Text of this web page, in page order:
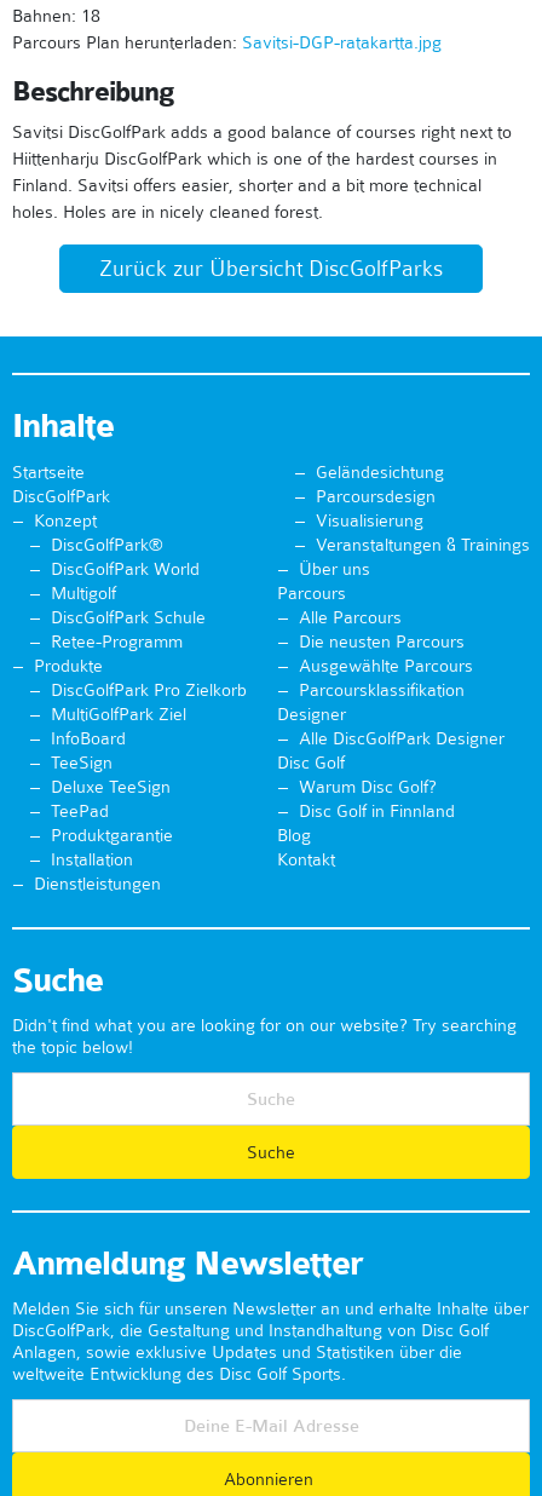
Bahnen: 18
Parcours Plan herunterladen: Savitsi-DGP-ratakartta.jpg
Beschreibung
Savitsi DiscGolfPark adds a good balance of courses right next to
Hiittenharju DiscGolfPark which is one of the hardest courses in
Finland. Savitsi offers easier, shorter and a bit more technical
holes. Holes are in nicely cleaned forest.
Zurück zur Übersicht DiscGolfParks
Inhalte
Startseite
DiscGolfPark
Konzept
DiscGolfPark®
DiscGolfPark World
Multigolf
DiscGolfPark Schule
Retee-Programm
Produkte
DiscGolfPark Pro Zielkorb
MultiGolfPark Ziel
InfoBoard
TeeSign
Deluxe TeeSign
TeePad
Produktgarantie
Installation
Dienstleistungen
Geländesichtung
Parcoursdesign
Visualisierung
Veranstaltungen & Trainings
Über uns
Parcours
Alle Parcours
Die neusten Parcours
Ausgewählte Parcours
Parcoursklassifikation
Designer
Alle DiscGolfPark Designer
Disc Golf
Warum Disc Golf?
Disc Golf in Finnland
Blog
Kontakt
Suche
Didn't find what you are looking for on our website? Try searching
the topic below!
Anmeldung Newsletter
Melden Sie sich für unseren Newsletter an und erhalte Inhalte über
DiscGolfPark, die Gestaltung und Instandhaltung von Disc Golf
Anlagen, sowie exklusive Updates und Statistiken über die
weltweite Entwicklung des Disc Golf Sports.
Abonnieren